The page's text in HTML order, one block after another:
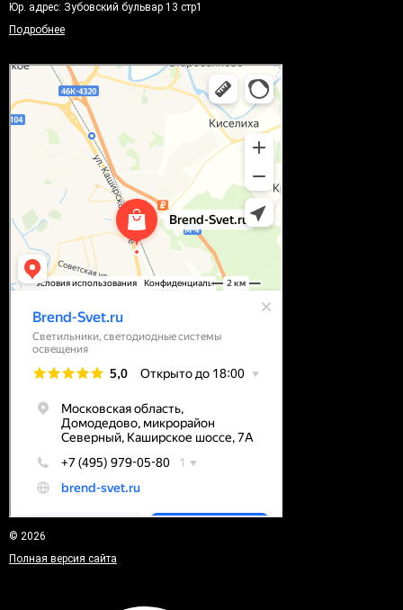
Юр. адрес: Зубовский бульвар 13 стр1
Подробнее
© 2026
Полная версия сайта